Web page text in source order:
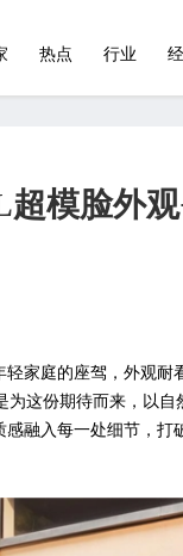
热点 行业
模脸外观
家庭的座驾，外观耐
这份期待而来，以自
融入每一处细节，打